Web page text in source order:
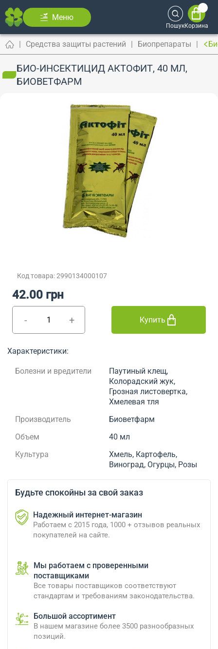
Меню
ПошукКорзина
Средства защиты растений Биопрепараты
БИО-ИНСЕКТИЦИД АКТОФИТ, 40 МЛ,
БИОВЕТФАРМ
Код товара: 2990134000107
- +
42.00 грн
Купить
Характеристики:
Болезни и вредители
Паутиный клещ,
Колорадский жук,
Грозная листовертка,
Хмелевая тля
Производитель
Биоветфарм
Объем
40 мл
Культура
Хмель, Картофель,
Виноград, Огурцы, Розы
Будьте спокойны за свой заказ
Надежный интернет-магазин
Работаем с 2015 года, 1000 + отзывов реальных
покупателей на сайте.
Мы работаем с проверенными
поставщиками
Все товары поставщиков соответствуют
стандартам и требованиям законодательства.
Большой ассортимент
В нашем магазине более 3500 разнообразных
позиций.